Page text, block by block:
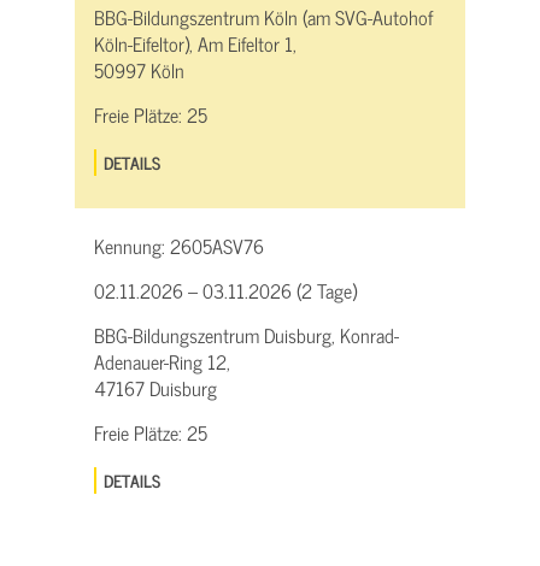
BBG-Bildungszentrum Köln (am SVG-Autohof
Köln-Eifeltor), Am Eifeltor 1,
50997 Köln
Freie Plätze:25
DETAILS
Kennung:2605ASV76
02.11.2026 – 03.11.2026 (2 Tage)
BBG-Bildungszentrum Duisburg, Konrad-
Adenauer-Ring 12,
47167 Duisburg
Freie Plätze:25
DETAILS